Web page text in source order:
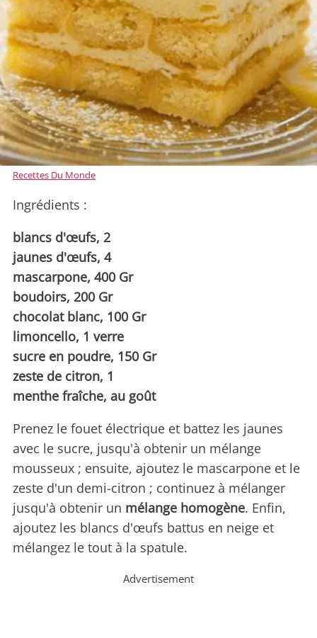
Recettes Du Monde
Ingrédients :
blancs d'œufs, 2
jaunes d'œufs, 4
mascarpone, 400 Gr
boudoirs, 200 Gr
chocolat blanc, 100 Gr
limoncello, 1 verre
sucre en poudre, 150 Gr
zeste de citron, 1
menthe fraîche, au goût
Prenez le fouet électrique et battez les jaunes
avec le sucre, jusqu'à obtenir un mélange
mousseux ; ensuite, ajoutez le mascarpone et le
zeste d'un demi-citron ; continuez à mélanger
jusqu'à obtenir un mélange homogène. Enfin,
ajoutez les blancs d'œufs battus en neige et
mélangez le tout à la spatule.
Advertisement